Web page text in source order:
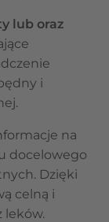
lub oraz
i
na
docelowego
Dzięki
celną i
leków.